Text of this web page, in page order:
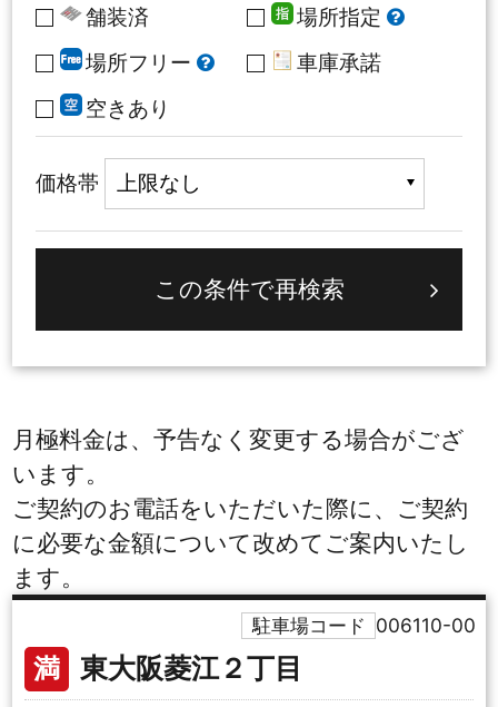
舗装済
場所指定
場所フリー
車庫承諾
空きあり
価格帯
月極料金は、予告なく変更する場合がござ
います。
ご契約のお電話をいただいた際に、ご契約
に必要な金額について改めてご案内いたし
ます。
満 東大阪菱江２丁目
駐車場コード 006110-00